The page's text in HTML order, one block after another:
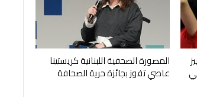
المصورة الصحفية اللبنانية كريستينا
عاصي تفوز بجائزة حرية الصحافة